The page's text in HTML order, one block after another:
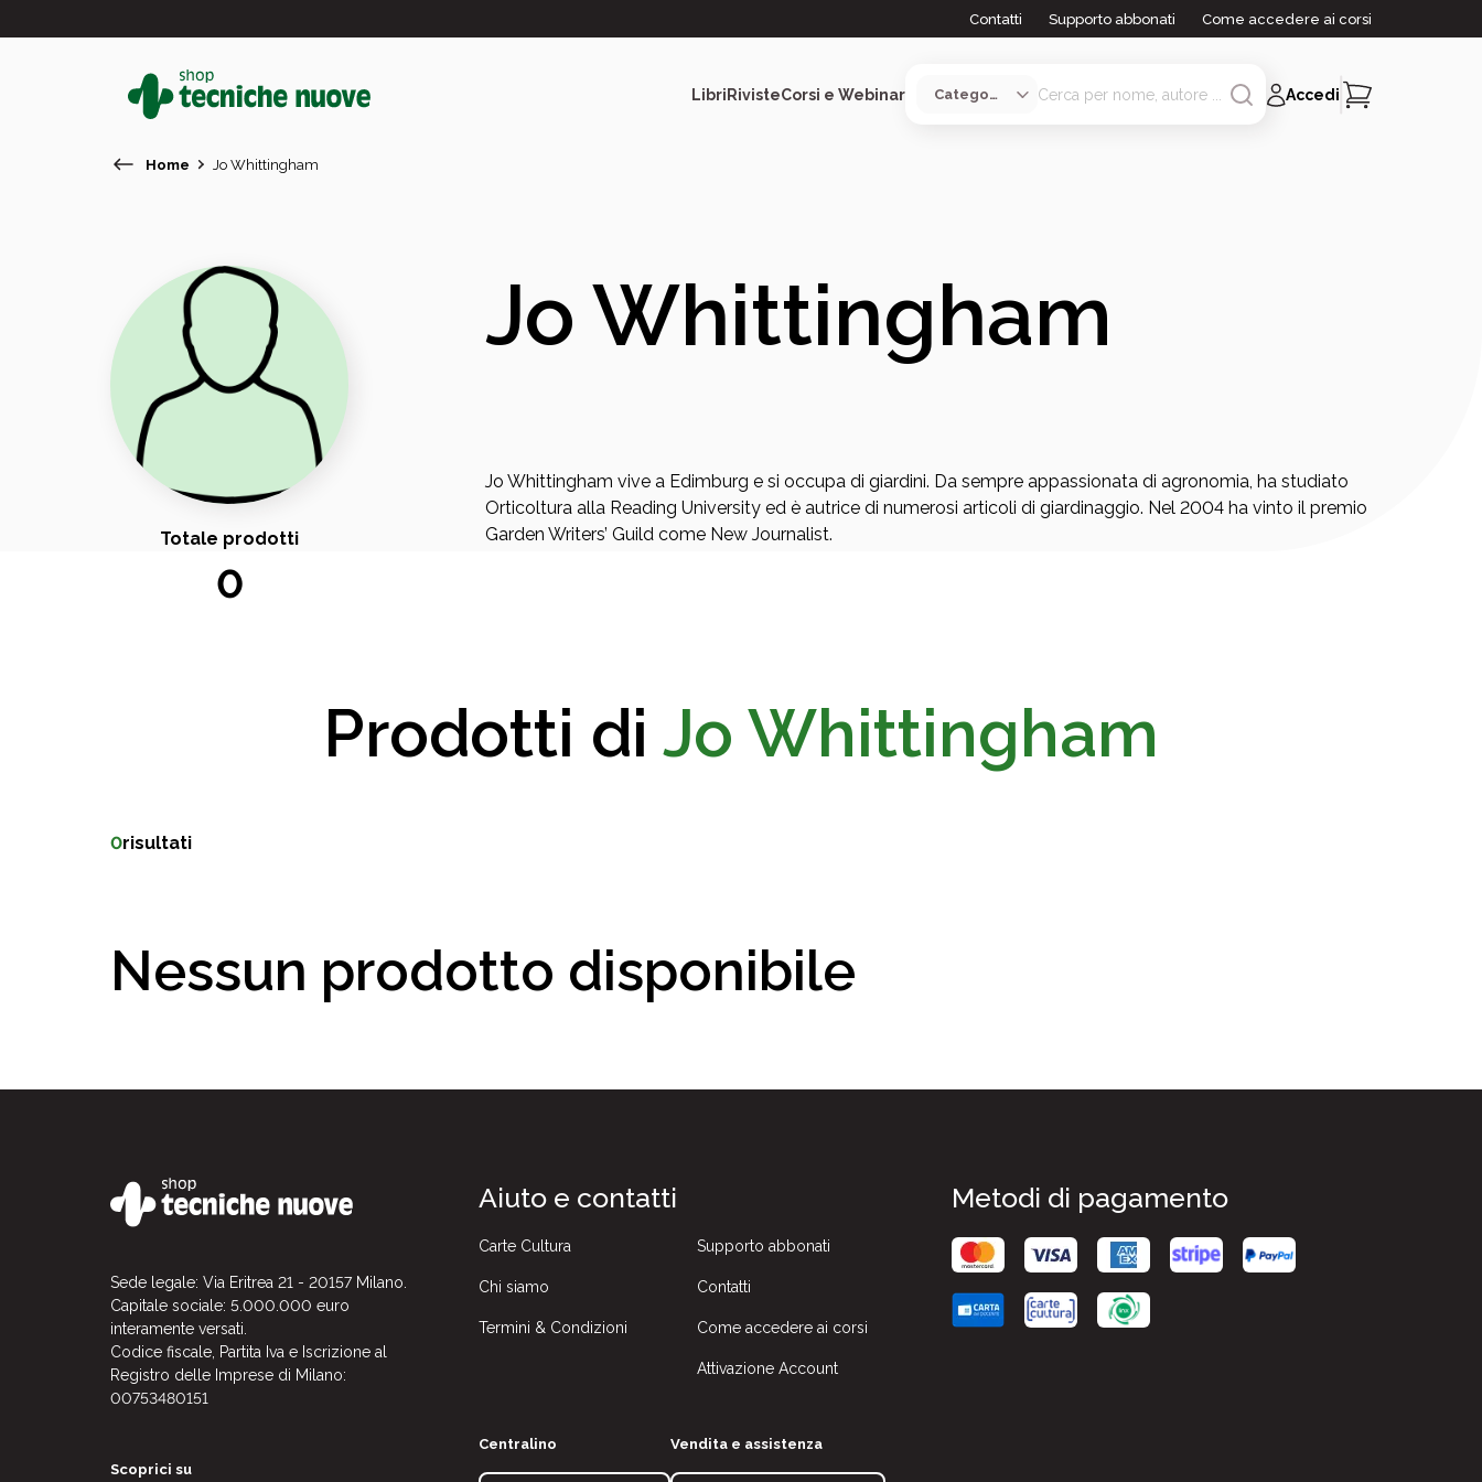
Contatti Supporto abbonati Come accedere ai corsi
LibriRivisteCorsi e Webinar
In primo piano
Accedi
Home Jo Whittingham
Totale prodotti
0
Jo Whittingham
Jo Whittingham vive a Edimburg e si occupa di giardini. Da sempre appassionata di agronomia, ha studiato
Orticoltura alla Reading University ed è autrice di numerosi articoli di giardinaggio. Nel 2004 ha vinto il premio
Garden Writers’ Guild come New Journalist.
Prodotti di Jo Whittingham
0risultati
Nessun prodotto disponibile
Sede legale: Via Eritrea 21 - 20157 Milano.
Capitale sociale: 5.000.000 euro
interamente versati.
Codice fiscale, Partita Iva e Iscrizione al
Registro delle Imprese di Milano:
00753480151
Scoprici su
Aiuto e contatti
Carte Cultura
Chi siamo
Termini & Condizioni
Supporto abbonati
Contatti
Come accedere ai corsi
Attivazione Account
Centralino Vendita e assistenza
Metodi di pagamento